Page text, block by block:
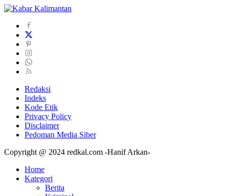
Redaksi
Indeks
Kode Etik
Privacy Policy
Disclaimer
Pedoman Media Siber
Copyright @ 2024 redkal.com -Hanif Arkan-
Home
Kategori
Berita